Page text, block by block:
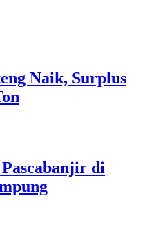
Naik, Surplus
di